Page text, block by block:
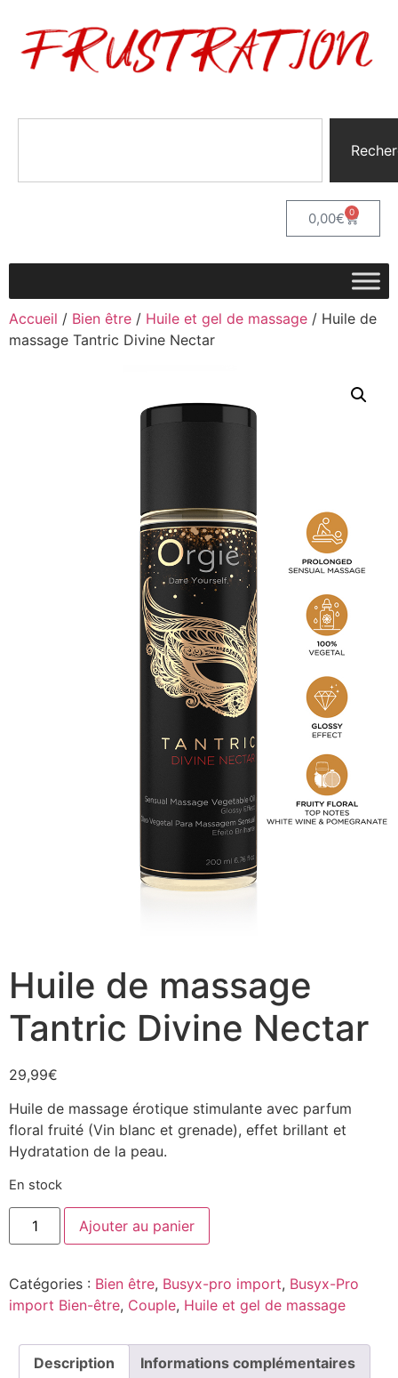
0,00€ 0
Accueil / Bien être / Huile et gel de massage / Huile de
massage Tantric Divine Nectar
Huile de massage
Tantric Divine Nectar
29,99€
Huile de massage érotique stimulante avec parfum
floral fruité (Vin blanc et grenade), effet brillant et
Hydratation de la peau.
En stock
Ajouter au panier
Catégories : Bien être, Busyx-pro import, Busyx-Pro
import Bien-être, Couple, Huile et gel de massage
Description Informations complémentaires